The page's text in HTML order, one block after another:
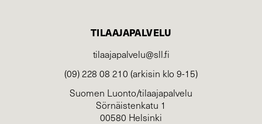
TILAAJAPALVELU
tilaajapalvelu@sll.fi
(09) 228 08 210 (arkisin klo 9-15)
Suomen Luonto/tilaajapalvelu
Sörnäistenkatu 1
00580 Helsinki